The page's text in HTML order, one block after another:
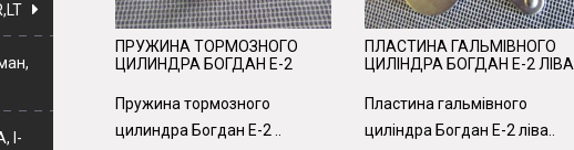
I-
ПРУЖИНА ТОРМОЗНОГО
ЦИЛИНДРА БОГДАН Е-2
Пружина тормозного
цилиндра Богдан Е-2 ..
ПЛАСТИНА ГАЛЬМІВНОГО
ЦИЛІНДРА БОГДАН Е-2 ЛІВА
Пластина гальмівного
циліндра Богдан Е-2 ліва..